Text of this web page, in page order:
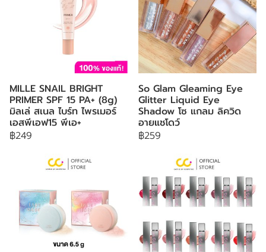
MILLE SNAIL BRIGHT
PRIMER SPF 15 PA+ (8g)
มิลเล่ สเนล ไบร์ท ไพรเมอร์
เอสพีเอฟ15 พีเอ+
฿249
So Glam Gleaming Eye
Glitter Liquid Eye
Shadow โซ แกลม ลิควิด
อายแชโดว์
฿259